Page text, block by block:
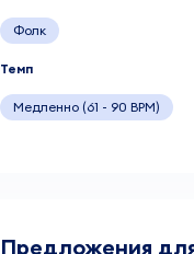
Фолк
Темп
Медленно (61 - 90 BPM)
Предложения